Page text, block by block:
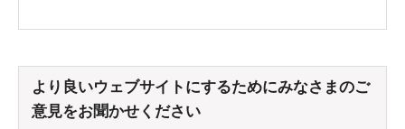
より良いウェブサイトにするためにみなさまのご
意見をお聞かせください